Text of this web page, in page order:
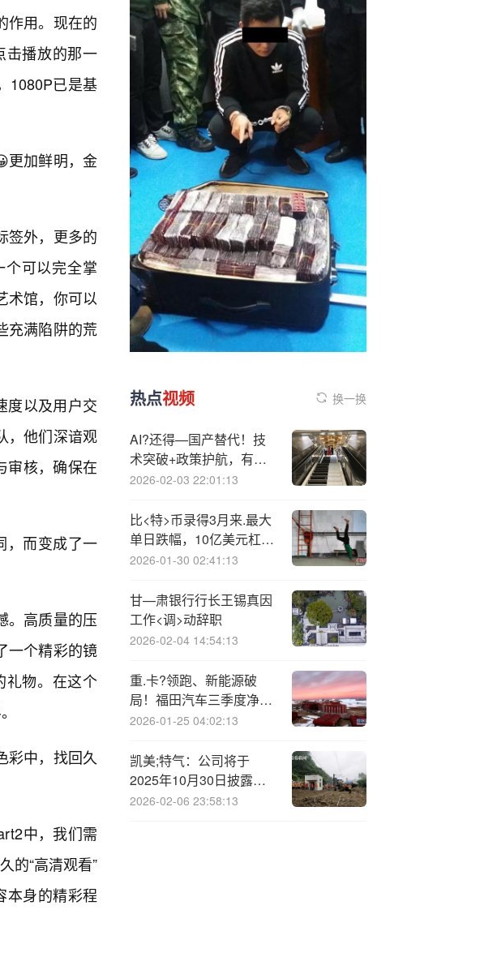
作用。现在的
击播放的那一
1080P已是基
更加鲜明，金
签外，更多的
个可以完全掌
术馆，你可以
充满陷阱的荒
度以及用户交
，他们深谙观
审核，确保在
，而变成了一
。高质量的压
一个精彩的镜
礼物。在这个
彩中，找回久
中，我们需
的“高清观看”
本身的精彩程
热点视频 换一换
AI?还得—国产替代！技
术突破+政策护航，有补
涨需求的科创人工智能
高0．95%，获资金抢筹
2026-02-03 22:01:13
比<特>币录得3月来.最大
单日跌幅，10亿美元杠杆
头寸被迫清仓，加密货币
2026-01-30 02:41:13
甘—肃银行行长王锡真因
工作<调>动辞职
2026-02-04 14:54:13
重.卡?领跑、新能源破
局！福田汽车三季度净利
润飙升1764%
2026-01-25 04:02:13
凯美;特气：公司将于
2025年10月30日披露
《2025年第三季度报告》
2026-02-06 23:58:13